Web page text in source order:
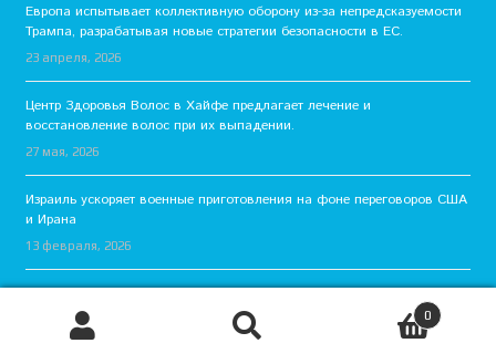
Европа испытывает коллективную оборону из-за непредсказуемости
Трампа, разрабатывая новые стратегии безопасности в ЕС.
23 апреля, 2026
Центр Здоровья Волос в Хайфе предлагает лечение и
восстановление волос при их выпадении.
27 мая, 2026
Израиль ускоряет военные приготовления на фоне переговоров США
и Ирана
13 февраля, 2026
0